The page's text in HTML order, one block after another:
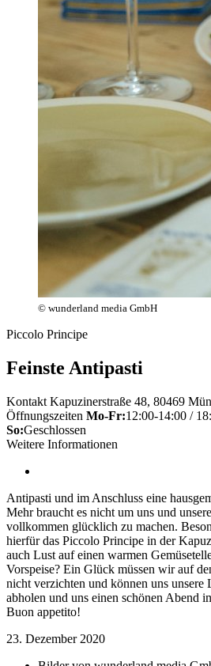
© wunderland media GmbH
Piccolo Principe
Feinste Antipasti
Kontakt Kapuzinerstraße 48, 80469
Öffnungszeiten Mo-Fr:12:00-14:00 /
So:Geschlossen
Weitere Informationen
Antipasti und im Anschluss eine
Mehr braucht es nicht um uns und
vollkommen glücklich zu machen.
hierfür das Piccolo Principe in der
auch Lust auf einen warmen
Vorspeise? Ein Glück müssen wir auf
nicht verzichten und können uns unsere
abholen und uns einen schönen Abend
Buon appetito!
23. Dezember 2020